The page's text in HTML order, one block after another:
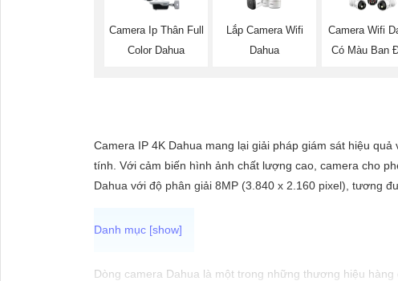
Camera Ip Thân Full
Color Dahua
Lắp Camera Wifi
Dahua
Camera Wifi
Có Màu Ban
Camera IP 4K Dahua mang lại giải pháp giám sát hiệu
tính. Với cảm biến hình ảnh chất lượng cao, camera cho
Dahua với độ phân giải 8MP (3.840 x 2.160 pixel), tương
Dòng camera Dahua là một trong những thương hiệu